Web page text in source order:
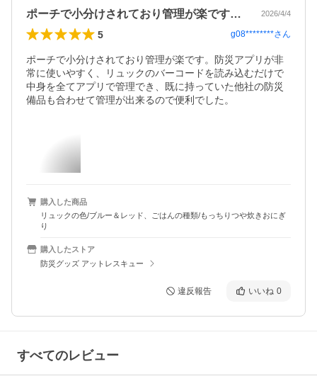
ポーチで小分けされており管理が楽です。… 2026/4/4
5 g08********さん
ポーチで小分けされており管理が楽です。防災アプリが非
常に使いやすく、リュックのバーコードを読み込むだけで
中身を全てアプリで管理でき、既に持っていた他社の防災
備品も合わせて管理が出来るので便利でした。
購入した商品
リュックの色/ブルー＆レッド、ごはんの種類/もっちりつや炊きおにぎ
り
購入したストア
防災グッズ アットレスキュー
違反報告 いいね 0
すべてのレビュー